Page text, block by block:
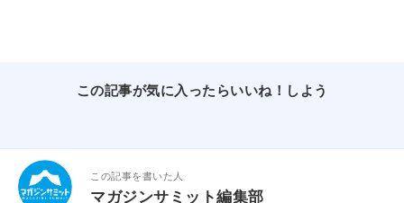
この記事が気に入ったらいいね！しよう
この記事を書いた人
マガジンサミット編集部